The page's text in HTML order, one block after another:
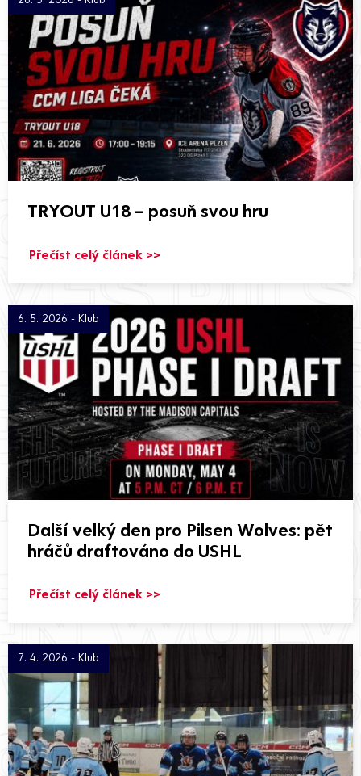
TRYOUT U18 – posuň svou hru
Přečíst celý článek >>
6. 5. 2026 - Klub
Další velký den pro Pilsen Wolves: pět
hráčů draftováno do USHL
Přečíst celý článek >>
7. 4. 2026 - Klub